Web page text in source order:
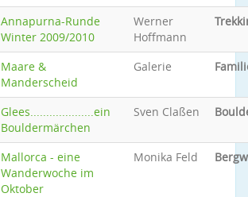
Annapurna-Runde
Winter 2009/2010
Werner
Hoffmann
Maare &
Manderscheid
Galerie
Glees....................ein
Bouldermärchen
Sven Claßen
Mallorca - eine
Wanderwoche im
Oktober
Monika Feld